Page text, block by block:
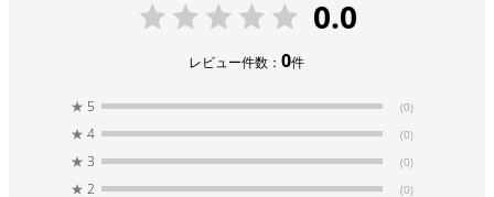
0.0
レビュー件数：0件
★ 5 (0)
★ 4 (0)
★ 3 (0)
★ 2 (0)